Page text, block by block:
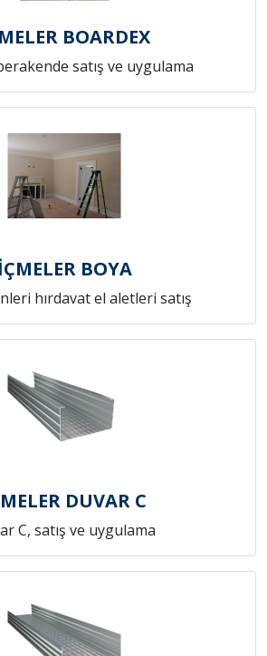
BOARDEX
satış ve uygulama
BOYA
hırdavat el aletleri satış
DUVAR C
C, satış ve uygulama